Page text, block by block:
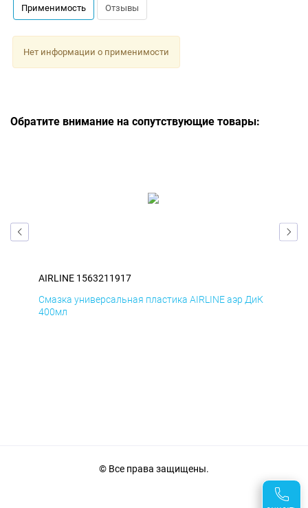
Применимость Отзывы
Нет информации о применимости
Обратите внимание на сопутствующие товары:
AIRLINE 1563211917
Смазка универсальная пластика AIRLINE аэр ДиК
400мл
© Все права защищены.